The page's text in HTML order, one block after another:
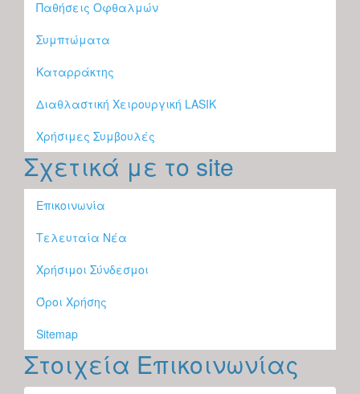
Παθήσεις Οφθαλμών
Συμπτώματα
Καταρράκτης
Διαθλαστική Χειρουργική LASIK
Χρήσιμες Συμβουλές
Σχετικά με το site
Επικοινωνία
Τελευταία Νέα
Χρήσιμοι Σύνδεσμοι
Όροι Χρήσης
Sitemap
Στοιχεία Επικοινωνίας